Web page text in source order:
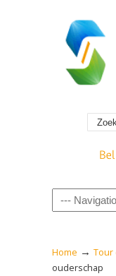
Navigation
Home → Tour
ouderschap